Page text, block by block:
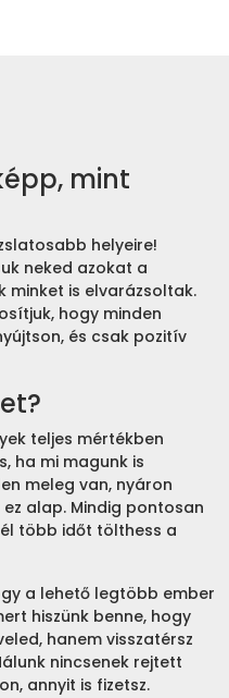
mint
helyeire!
neked azokat a
minket is elvarázsoltak.
hogy minden
és csak pozitív
teljes mértékben
ha mi magunk is
meleg van, nyáron
alap. Mindig pontosan
több időt tölthess a
a lehető legtöbb ember
hiszünk benne, hogy
hanem visszatérsz
nincsenek rejtett
annyit is fizetsz.